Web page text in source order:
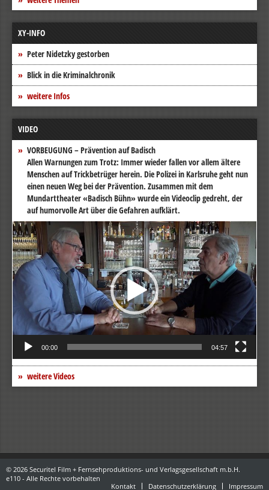
XY-INFO
Peter Nidetzky gestorben
Blick in die Kriminalchronik
weitere Infos
VIDEO
VORBEUGUNG – Prävention auf Badisch
Allen Warnungen zum Trotz: Immer wieder fallen vor allem ältere
Menschen auf Trickbetrüger herein. Die Polizei in Karlsruhe geht nun
einen neuen Weg bei der Prävention. Zusammen mit dem
Mundarttheater «Badisch Bühn» wurde ein Videoclip gedreht, der
auf humorvolle Art über die Gefahren aufklärt.
Video-
Player
00:00 04:57
weitere Videos
© 2026 Securitel Film + Fernsehproduktions- und Verlagsgesellschaft m.b.H.
e110 - Alle Rechte vorbehalten
Kontakt
Datenschutzerklärung Impressum